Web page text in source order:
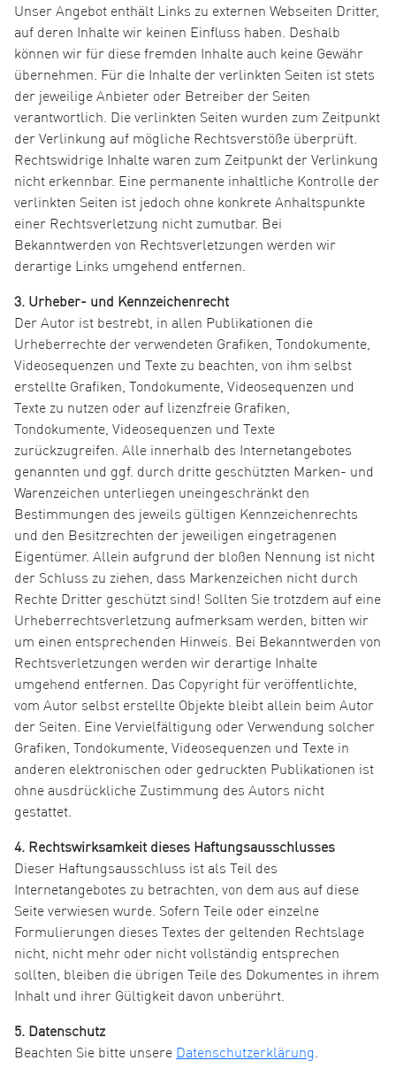
Unser Angebot enthält Links zu externen Webseiten Dritter,
auf deren Inhalte wir keinen Einfluss haben. Deshalb
können wir für diese fremden Inhalte auch keine Gewähr
übernehmen. Für die Inhalte der verlinkten Seiten ist stets
der jeweilige Anbieter oder Betreiber der Seiten
verantwortlich. Die verlinkten Seiten wurden zum Zeitpunkt
der Verlinkung auf mögliche Rechtsverstöße überprüft.
Rechtswidrige Inhalte waren zum Zeitpunkt der Verlinkung
nicht erkennbar. Eine permanente inhaltliche Kontrolle der
verlinkten Seiten ist jedoch ohne konkrete Anhaltspunkte
einer Rechtsverletzung nicht zumutbar. Bei
Bekanntwerden von Rechtsverletzungen werden wir
derartige Links umgehend entfernen.
3. Urheber- und Kennzeichenrecht
Der Autor ist bestrebt, in allen Publikationen die
Urheberrechte der verwendeten Grafiken, Tondokumente,
Videosequenzen und Texte zu beachten, von ihm selbst
erstellte Grafiken, Tondokumente, Videosequenzen und
Texte zu nutzen oder auf lizenzfreie Grafiken,
Tondokumente, Videosequenzen und Texte
zurückzugreifen. Alle innerhalb des Internetangebotes
genannten und ggf. durch dritte geschützten Marken- und
Warenzeichen unterliegen uneingeschränkt den
Bestimmungen des jeweils gültigen Kennzeichenrechts
und den Besitzrechten der jeweiligen eingetragenen
Eigentümer. Allein aufgrund der bloßen Nennung ist nicht
der Schluss zu ziehen, dass Markenzeichen nicht durch
Rechte Dritter geschützt sind! Sollten Sie trotzdem auf eine
Urheberrechtsverletzung aufmerksam werden, bitten wir
um einen entsprechenden Hinweis. Bei Bekanntwerden von
Rechtsverletzungen werden wir derartige Inhalte
umgehend entfernen. Das Copyright für veröffentlichte,
vom Autor selbst erstellte Objekte bleibt allein beim Autor
der Seiten. Eine Vervielfältigung oder Verwendung solcher
Grafiken, Tondokumente, Videosequenzen und Texte in
anderen elektronischen oder gedruckten Publikationen ist
ohne ausdrückliche Zustimmung des Autors nicht
gestattet.
4. Rechtswirksamkeit dieses Haftungsausschlusses
Dieser Haftungsausschluss ist als Teil des
Internetangebotes zu betrachten, von dem aus auf diese
Seite verwiesen wurde. Sofern Teile oder einzelne
Formulierungen dieses Textes der geltenden Rechtslage
nicht, nicht mehr oder nicht vollständig entsprechen
sollten, bleiben die übrigen Teile des Dokumentes in ihrem
Inhalt und ihrer Gültigkeit davon unberührt.
5. Datenschutz
Beachten Sie bitte unsere Datenschutzerklärung.